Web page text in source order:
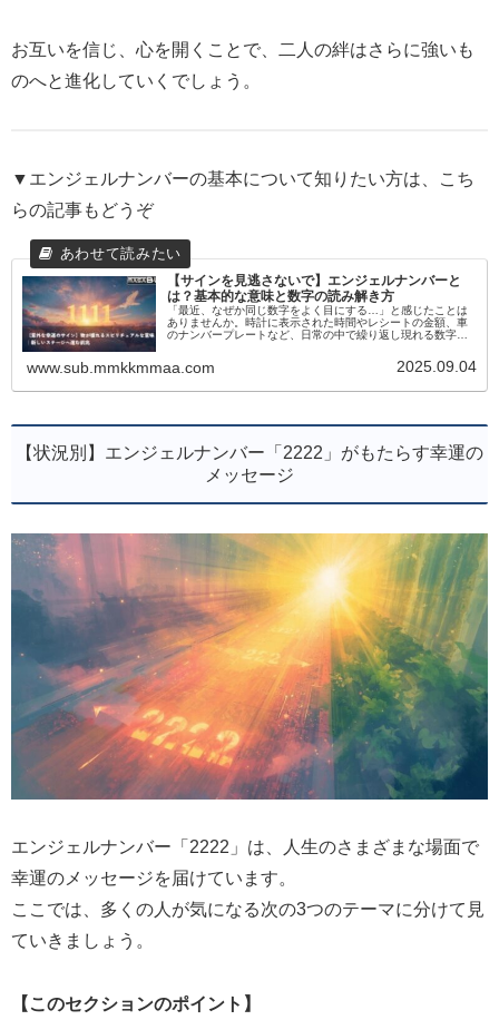
お互いを信じ、心を開くことで、二人の絆はさらに強いも
のへと進化していくでしょう。
▼ エンジェルナンバーの基本について知りたい方は、こち
らの記事もどうぞ
【サインを見逃さないで】エンジェルナンバーと
は？基本的な意味と数字の読み解き方
「最近、なぜか同じ数字をよく目にする…」と感じたことは
ありませんか。時計に表示された時間やレシートの金額、車
のナンバープレートなど、日常の中で繰り返し現れる数字に
www.sub.mmkkmmaa.com 2025.09.04
【状況別】エンジェルナンバー「2222」がもたらす幸運の
メッセージ
エンジェルナンバー「2222」は、人生のさまざまな場面で
幸運のメッセージを届けています。
ここでは、多くの人が気になる次の3つのテーマに分けて見
ていきましょう。
【 このセクションのポイント】